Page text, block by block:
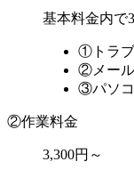
基本料金内で
①トラブ
②メール
③パソコ
②作業料金
3,300円～